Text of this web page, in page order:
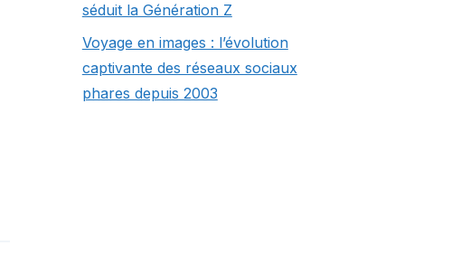
séduit la Génération Z
Voyage en images : l’évolution
captivante des réseaux sociaux
phares depuis 2003